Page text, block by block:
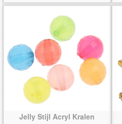
Jelly Stijl Acryl Kralen